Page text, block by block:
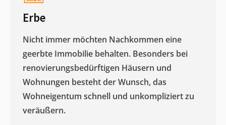
Erbe
Nicht immer möchten Nachkommen eine
geerbte Immobilie behalten. Besonders bei
renovierungsbedürftigen Häusern und
Wohnungen besteht der Wunsch, das
Wohneigentum schnell und unkompliziert zu
veräußern. ​